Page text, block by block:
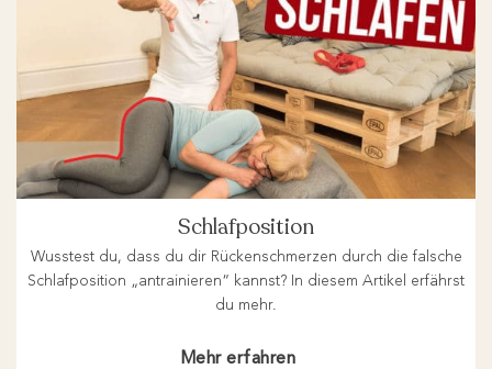
Schlafposition
Wusstest du, dass du dir Rückenschmerzen durch die falsche
Schlafposition „antrainieren“ kannst? In diesem Artikel erfährst
du mehr.
Mehr erfahren